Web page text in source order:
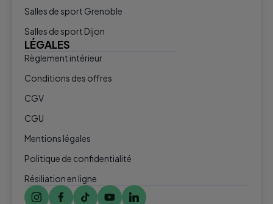
Salles de sport Grenoble
Salles de sport Dijon
LÉGALES
Règlement intérieur
Conditions des offres
CGV
CGU
Mentions légales
Politique de confidentialité
Résiliation en ligne